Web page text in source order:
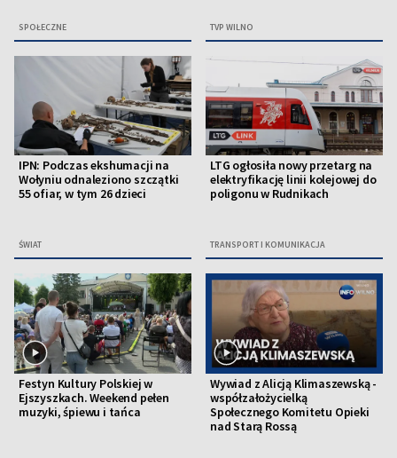
SPOŁECZNE TVP WILNO
IPN: Podczas ekshumacji na
Wołyniu odnaleziono szczątki
55 ofiar, w tym 26 dzieci
ŚWIAT
LTG ogłosiła nowy przetarg na
elektryfikację linii kolejowej do
poligonu w Rudnikach
TRANSPORT I KOMUNIKACJA
Festyn Kultury Polskiej w
Ejszyszkach. Weekend pełen
muzyki, śpiewu i tańca
Wywiad z Alicją Klimaszewską -
współzałożycielką
Społecznego Komitetu Opieki
nad Starą Rossą